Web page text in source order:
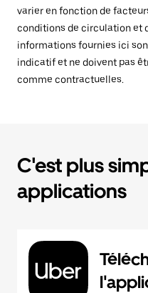
varier en fonction de
conditions de circulation et
informations fournies ici
indicatif et ne doivent pas
comme contractuelles.
C'est plus
applications